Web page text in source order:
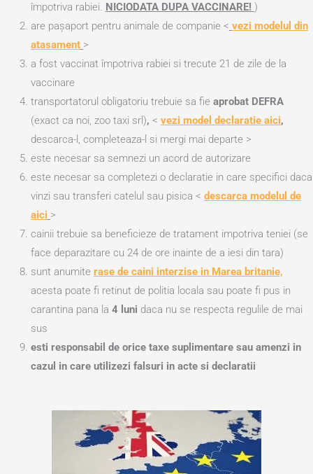
împotriva rabiei. NICIODATA DUPA VACCINARE! )
are pașaport pentru animale de companie < vezi modelul din
atasament >
a fost vaccinat împotriva rabiei si trecute 21 de zile de la
vaccinare
transportatorul obligatoriu trebuie sa fie aprobat DEFRA
(exact ca noi, zoo taxi srl), < vezi model declaratie aici,
descarca-l, completeaza-l si mergi mai departe >
este necesar sa semnezi un acord de autorizare
este necesar sa completezi o declaratie in care specifici daca
vinzi sau transferi catelul sau pisica < descarca modelul de
aici >
cainii trebuie sa beneficieze de tratament impotriva teniei (se
face deparazitare cu 24 de ore inainte de a iesi din tara)
sunt anumite rase de caini interzise in Marea britanie,
acesta poate fi retinut de politia locala sau poate fi pus in
carantina pana la 4 luni daca nu se respecta regulile de mai
sus
esti responsabil de orice taxe suplimentare sau amenzi in
cazul in care utilizezi falsuri in acte si declaratii